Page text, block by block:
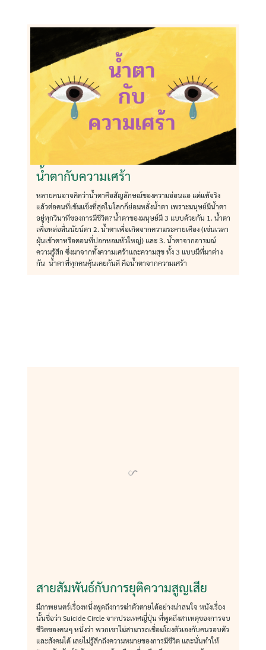
น้ำตากับความเศร้า
หลายคนอาจคิดว่าน้ำตาคือสัญลักษณ์ของความอ่อนแอ แต่แท้จริง
แล้วต่อคนที่เข้มแข็งที่สุดในโลกก็ย่อมหลั่งน้ำตา เพราะมนุษย์มีน้ำตา
อยู่ทุกวินาทีของการมีชีวิต? น้ำตาของมนุษย์มี 3 แบบด้วยกัน 1. น้ำตา
เพื่อหล่อลื่นนัยน์ตา 2. น้ำตาเพื่อเกิดจากความระคายเคือง (เข่นเวลา
ฝุ่นเข้าตาหรือตอนที่ปอกหอมหัวใหญ่) และ 3. น้ำตาจากอารมณ์
ความรู้สึก ซึ่งมาจากทั้งความเศร้าและความสุข ทั้ง 3 แบบมีที่มาต่าง
กัน น้ำตาที่ทุกคนคุ้นเคยกันดี คือน้ำตาจากความเศร้า
สายสัมพันธ์กับการยุติความสูญเสีย
มีภาพยนตร์เรื่องหนึ่งพูดถึงการฆ่าตัวตายได้อย่างน่าสนใจ หนังเรื่อง
นั้นชื่อว่า Suicide Circle จากประเทศญี่ปุ่น ที่พูดถึงสาเหตุของการจบ
ชีวิตของคนๆ หนึ่งว่า พวกเขาไม่สามารถเชื่อมโยงตัวเองกับคนรอบตัว
และสังคมได้ เลยไม่รู้สึกถึงความหมายของการมีชีวิต และนั่นทำให้